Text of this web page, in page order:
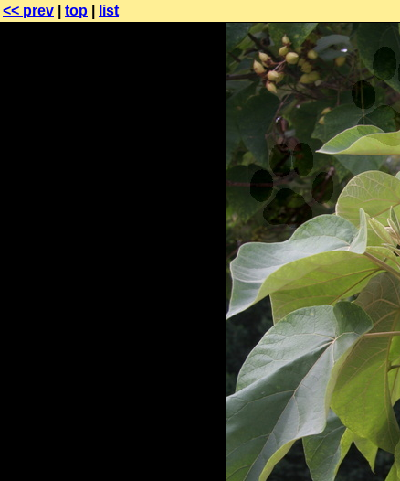
<< prev top list